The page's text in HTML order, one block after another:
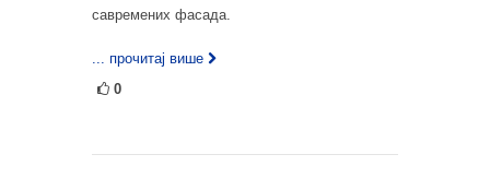
савремених фасада.
... прочитај више
0